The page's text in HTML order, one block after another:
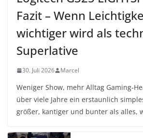
Fazit – Wenn
wichtiger wird als
Superlative
30. Juli 2026 Marcel
Weniger Show, mehr Alltag Gaming-
über viele Jahre ein erstaunlich
größer, kantiger und bunter als alles,